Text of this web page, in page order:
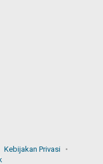
Kebijakan Privasi